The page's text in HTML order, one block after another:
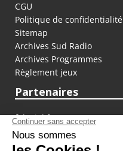
CGU
Politique de confidentialité
Sitemap
Archives Sud Radio
Archives Programmes
Règlement jeux
Partenaires
fiducial.fr
lyoncapitale.fr